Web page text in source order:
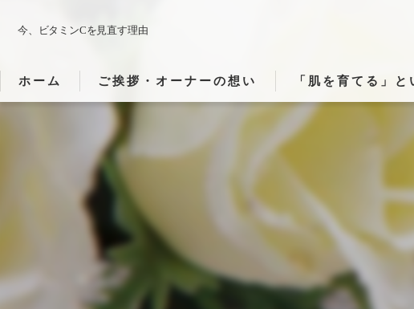
今、ビタミンCを見直す理由
ホーム ご挨拶・オーナーの想い 「肌を育てる」と
「肌・心・体がつなが
「施術でどんな変化が
「静かな時間が美しさ